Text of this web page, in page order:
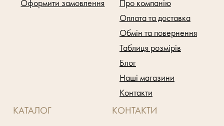
Оформити замовлення
Про компанію
Оплата та доставка
Обмін та повернення
Таблиця розмірів
Блог
Наші магазини
Контакти
КАТАЛОГ КОНТАКТИ